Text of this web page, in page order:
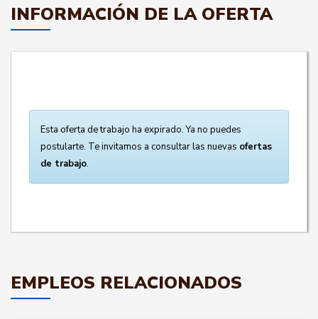
INFORMACIÓN DE LA OFERTA
Esta oferta de trabajo ha expirado. Ya no puedes
postularte. Te invitamos a consultar las nuevas ofertas
de trabajo.
EMPLEOS RELACIONADOS